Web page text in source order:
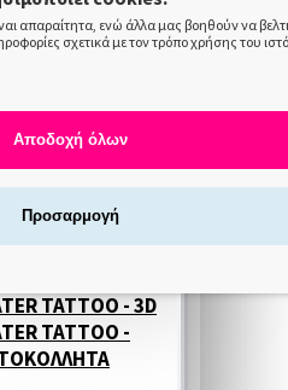
ΝΥΧΙΩΝ
ΣΦΡΑΓΙΔΕΣ
ΝΥΧΙΩΝ
TATTOO - 3D
TATTOO -
απαραίτητα, ενώ άλλα μας βοηθούν να
σχετικά με τον τρόπο χρήσης του
Αποδοχή όλων
Προσαρμογή